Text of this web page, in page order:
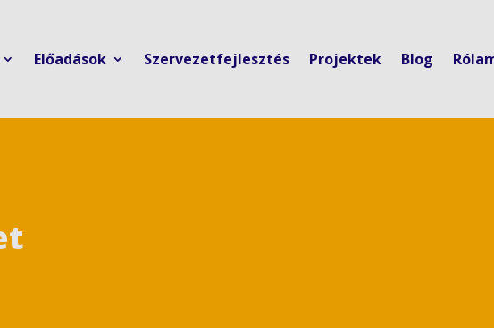
Előadások Szervezetfejlesztés Projektek Blog